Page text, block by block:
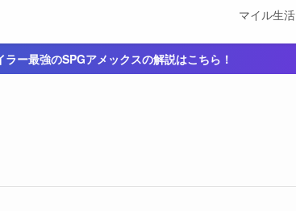
マイル生活
ラー最強のSPGアメックスの解説はこちら！